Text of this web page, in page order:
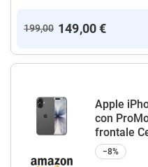
199,00 149,00 €
Apple
con
frontale
−8%